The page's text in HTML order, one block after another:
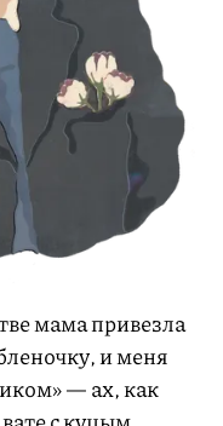
мама привезла
и меня
— ах, как